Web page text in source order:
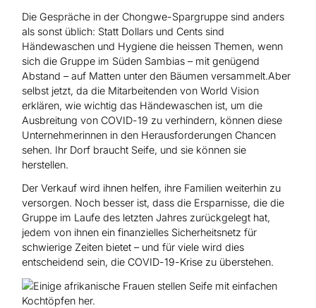
Die Gespräche in der Chongwe-Spargruppe sind anders
als sonst üblich: Statt Dollars und Cents sind
Händewaschen und Hygiene die heissen Themen, wenn
sich die Gruppe im Süden Sambias – mit genügend
Abstand – auf Matten unter den Bäumen versammelt.Aber
selbst jetzt, da die Mitarbeitenden von World Vision
erklären, wie wichtig das Händewaschen ist, um die
Ausbreitung von COVID-19 zu verhindern, können diese
Unternehmerinnen in den Herausforderungen Chancen
sehen. Ihr Dorf braucht Seife, und sie können sie
herstellen.
Der Verkauf wird ihnen helfen, ihre Familien weiterhin zu
versorgen. Noch besser ist, dass die Ersparnisse, die die
Gruppe im Laufe des letzten Jahres zurückgelegt hat,
jedem von ihnen ein finanzielles Sicherheitsnetz für
schwierige Zeiten bietet – und für viele wird dies
entscheidend sein, die COVID-19-Krise zu überstehen.